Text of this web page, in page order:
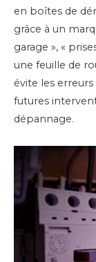
en boîtes de
grâce à un
garage », «
une feuille de
évite les
futures
dépannage.